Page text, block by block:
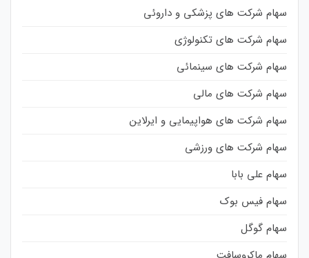
سهام شرکت های پزشکی و داروئی
سهام شرکت های تکنولوژی
سهام شرکت های سینمائی
سهام شرکت های مالی
سهام شرکت های هواپیمایی و ایرلاین
سهام شرکت های ورزشی
سهام علی بابا
سهام فیس بوک
سهام گوگل